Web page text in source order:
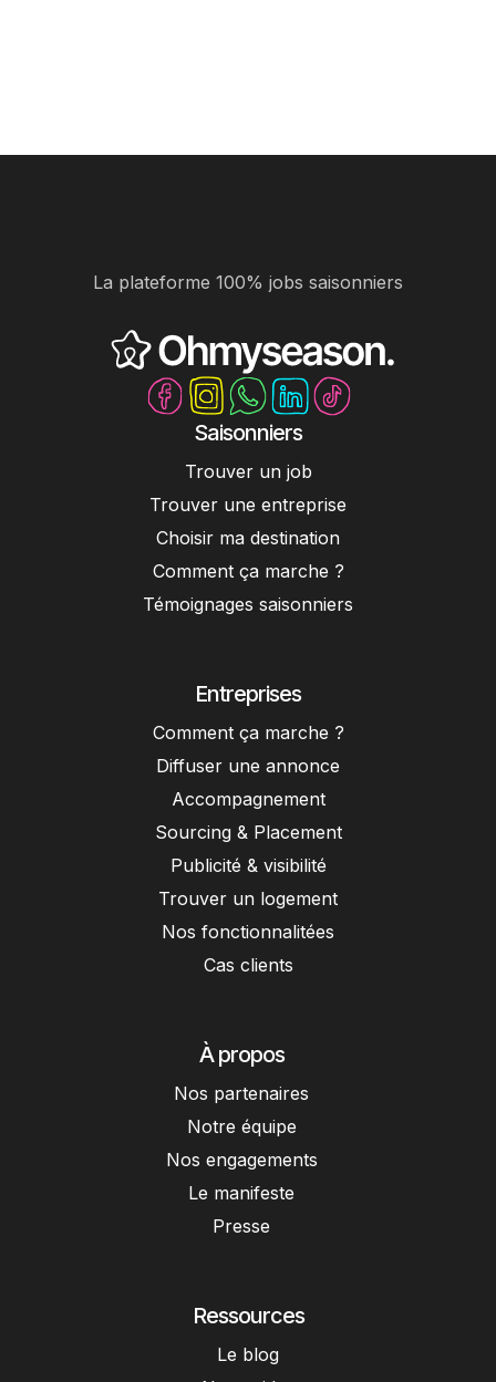
La plateforme 100% jobs saisonniers
Saisonniers
Trouver un job
Trouver une entreprise
Choisir ma destination
Comment ça marche ?
Témoignages saisonniers
Entreprises
Comment ça marche ?
Diffuser une annonce
Accompagnement
Sourcing & Placement
Publicité & visibilité
Trouver un logement
Nos fonctionnalitées
Cas clients
À propos
Nos partenaires
Notre équipe
Nos engagements
Le manifeste
Presse
Ressources
Le blog